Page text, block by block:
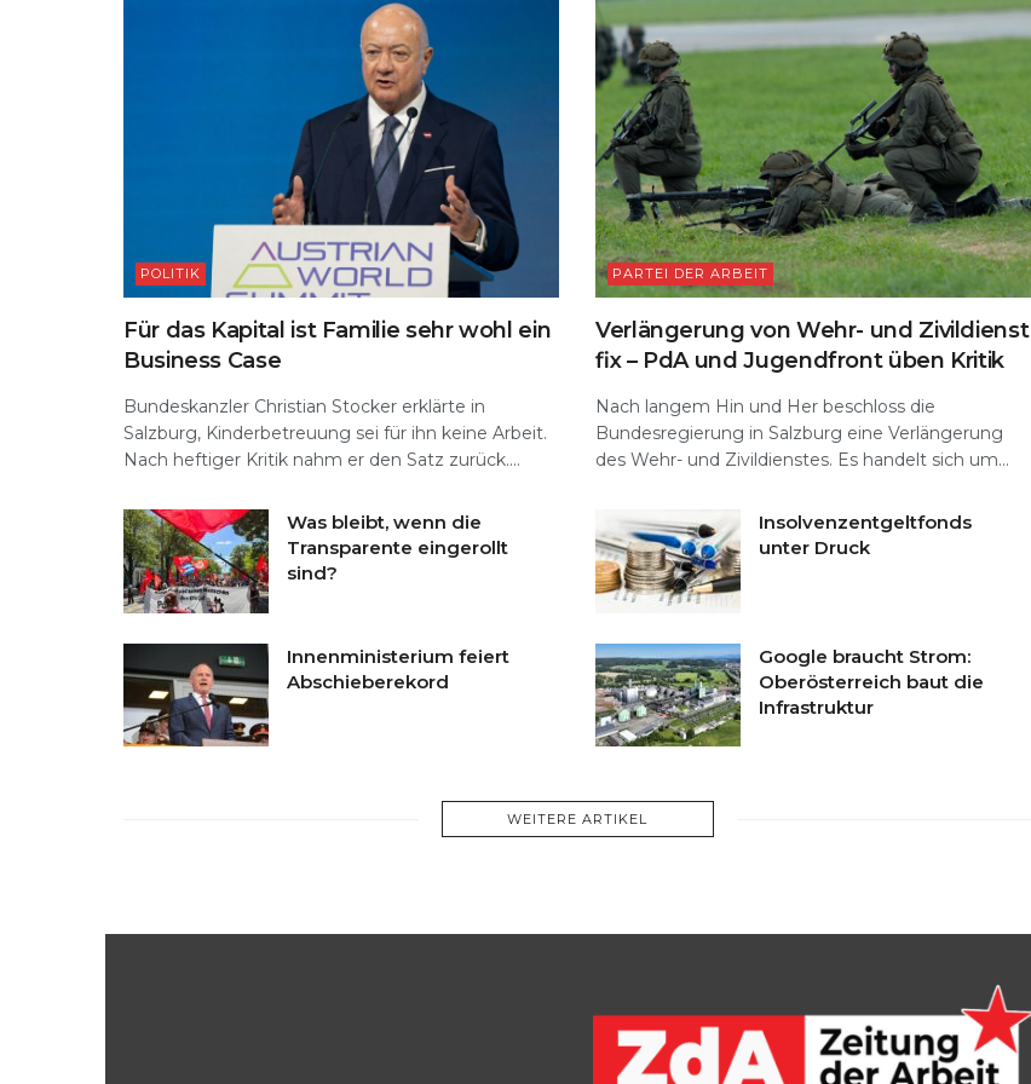
POLITIK
Für das Kapital ist Familie sehr wohl ein
Business Case
Bundeskanzler Christian Stocker erklärte in
Salzburg, Kinderbetreuung sei für ihn keine Arbeit.
Nach heftiger Kritik nahm er den Satz zurück....
PARTEI DER ARBEIT
Verlängerung von Wehr- und Zivildienst
fix – PdA und Jugendfront üben Kritik
Nach langem Hin und Her beschloss die
Bundesregierung in Salzburg eine Verlängerung
des Wehr- und Zivildienstes. Es handelt sich um...
Was bleibt, wenn die
Transparente eingerollt
sind?
Insolvenzentgeltfonds
unter Druck
Innenministerium feiert
Abschieberekord
Google braucht Strom:
Oberösterreich baut die
Infrastruktur
WEITERE ARTIKEL